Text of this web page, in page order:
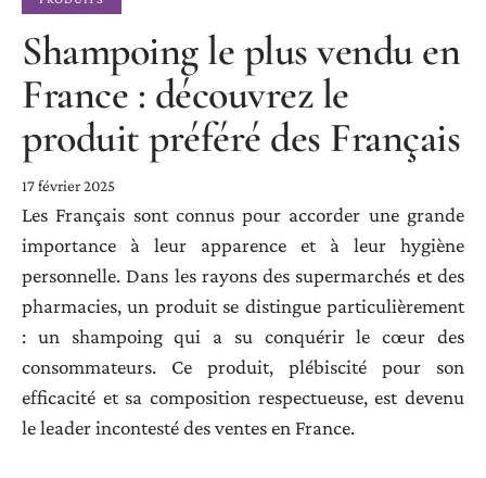
Shampoing le plus vendu en
France : découvrez le
produit préféré des Français
17 février 2025
Les Français sont connus pour accorder une grande
importance à leur apparence et à leur hygiène
personnelle. Dans les rayons des supermarchés et des
pharmacies, un produit se distingue particulièrement
: un shampoing qui a su conquérir le cœur des
consommateurs. Ce produit, plébiscité pour son
efficacité et sa composition respectueuse, est devenu
le leader incontesté des ventes en France.